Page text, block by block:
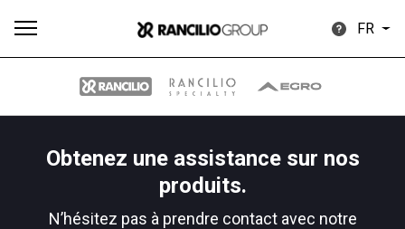
FR
Obtenez une assistance sur nos
produits.
N’hésitez pas à prendre contact avec notre
Produits Nouvelles